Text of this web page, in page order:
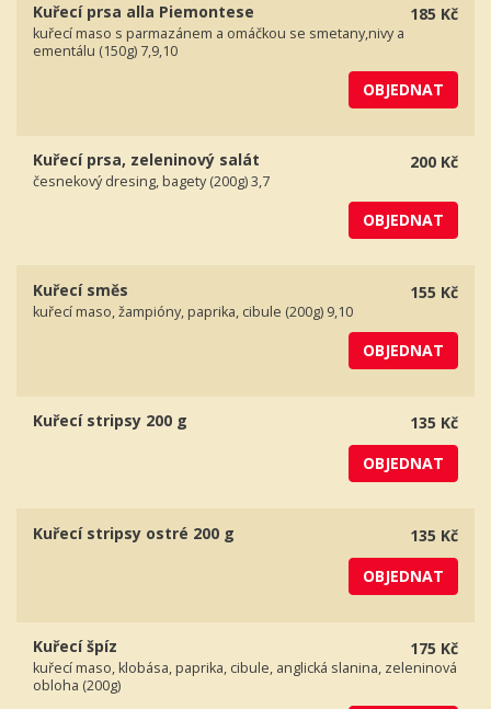
185 Kč
Kuřecí prsa alla Piemontese
kuřecí maso s parmazánem a omáčkou se smetany,nivy a
ementálu (150g) 7,9,10
OBJEDNAT
200 Kč
Kuřecí prsa, zeleninový salát
česnekový dresing, bagety (200g) 3,7
OBJEDNAT
155 Kč
Kuřecí směs
kuřecí maso, žampióny, paprika, cibule (200g) 9,10
OBJEDNAT
135 Kč
Kuřecí stripsy 200 g
OBJEDNAT
135 Kč
Kuřecí stripsy ostré 200 g
OBJEDNAT
175 Kč
Kuřecí špíz
kuřecí maso, klobása, paprika, cibule, anglická slanina, zeleninová
obloha (200g)